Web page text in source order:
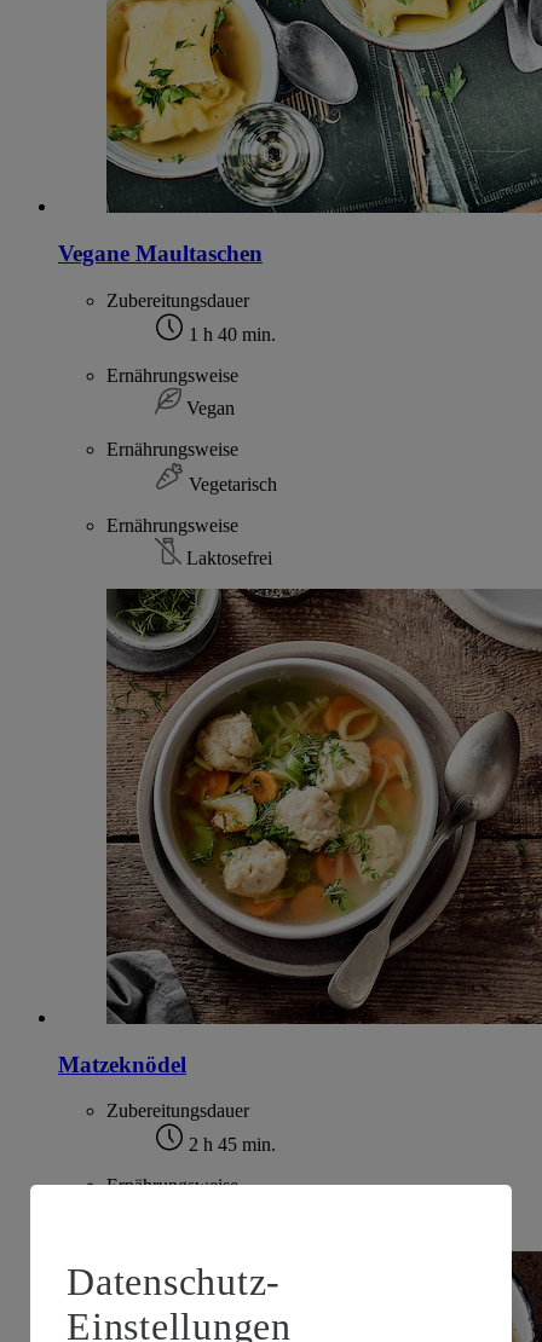
Vegane Maultaschen
Zubereitungsdauer
1 h 40 min.
Ernährungsweise
Vegan
Ernährungsweise
Vegetarisch
Ernährungsweise
Laktosefrei
Matzeknödel
Zubereitungsdauer
2 h 45 min.
Ernährungsweise
Datenschutz-
Einstellungen